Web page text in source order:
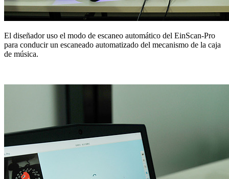
El diseñador uso el modo de escaneo automático del EinScan-Pro
para conducir un escaneado automatizado del mecanismo de la caja
de música.